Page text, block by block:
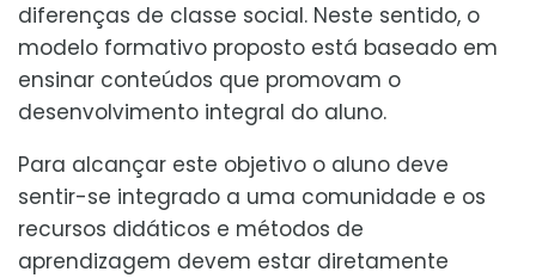
diferenças de classe social. Neste sentido, o
modelo formativo proposto está baseado em
ensinar conteúdos que promovam o
desenvolvimento integral do aluno.
Para alcançar este objetivo o aluno deve
sentir-se integrado a uma comunidade e os
recursos didáticos e métodos de
aprendizagem devem estar diretamente